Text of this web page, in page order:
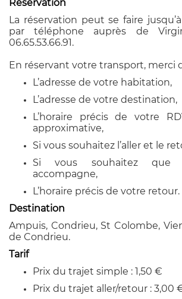
Réservation
La réservation peut se faire
par téléphone auprès de
06.65.53.66.91.
En réservant votre transport, merci
L’adresse de votre habitation,
L’adresse de votre destination,
L’horaire précis de votre
approximative,
Si vous souhaitez l’aller et le
Si vous souhaitez que
accompagne,
L’horaire précis de votre retour.
Destination
Ampuis, Condrieu, St Colombe,
de Condrieu.
Tarif
Prix du trajet simple : 1,50 €
Prix du trajet aller/retour : 3,00